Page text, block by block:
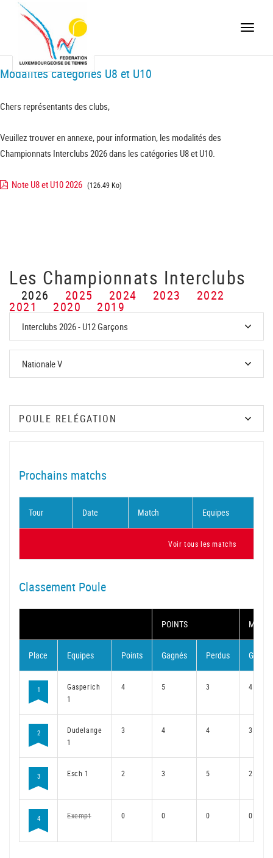
Toggle
Modalités catégories U8 et U10
Chers représentants des clubs,
Veuillez trouver en annexe, pour information, les modalités des
Championnats Interclubs 2026 dans les catégories U8 et U10.
Note U8 et U10 2026 (126.49 Ko)
Les Championnats Interclubs
2026 2025 2024 2023 2022
2021 2020 2019
Prochains matchs
Tour Date Match Equipes
Voir tous les matchs
Classement Poule
POINTS
Place Equipes Points Gagnés Perdus
1
Gasperich
1
4 5 3 4
2
Dudelange
1
3 4 4 3
3 Esch 1 2 3 5 2
4 Exempt 0 0 0 0